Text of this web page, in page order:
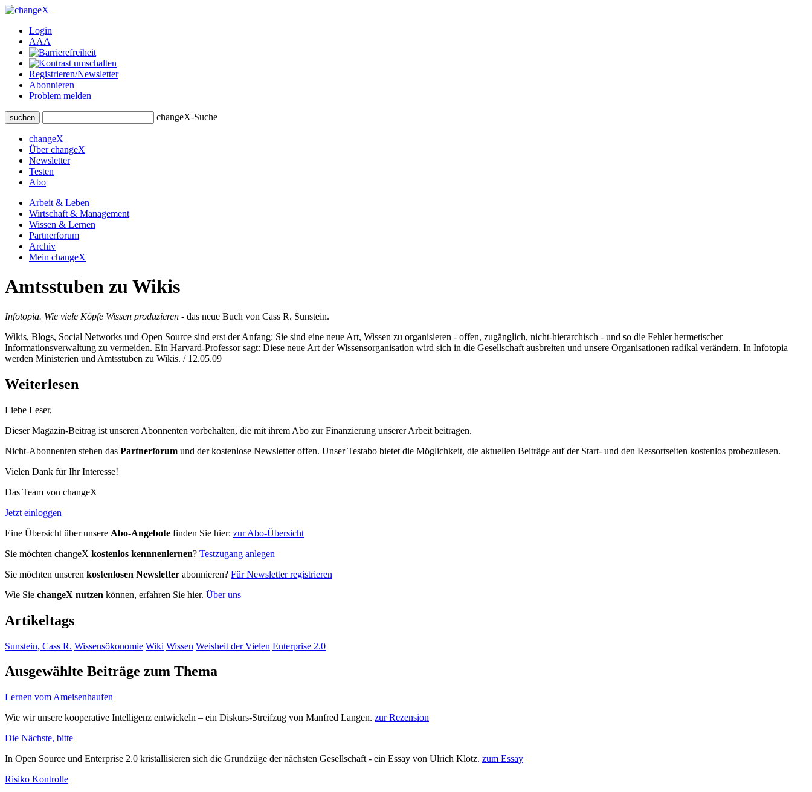
Login
AAA
Registrieren/Newsletter
Abonnieren
Problem melden
suchen changeX-Suche
changeX
Über changeX
Newsletter
Testen
Abo
Arbeit & Leben
Wirtschaft & Management
Wissen & Lernen
Partnerforum
Archiv
Mein changeX
Amtsstuben zu Wikis
Infotopia. Wie viele Köpfe Wissen produzieren - das neue Buch von Cass R. Sunstein.
Wikis, Blogs, Social Networks und Open Source sind erst der Anfang: Sie sind eine neue Art, Wissen zu organisieren - offen, zugänglich, nicht-hierarchisch - und so die Fehler hermetischer
Informationsverwaltung zu vermeiden. Ein Harvard-Professor sagt: Diese neue Art der Wissensorganisation wird sich in die Gesellschaft ausbreiten und unsere Organisationen radikal verändern. In Infotopia
werden Ministerien und Amtsstuben zu Wikis. / 12.05.09
Weiterlesen
Liebe Leser,
Dieser Magazin-Beitrag ist unseren Abonnenten vorbehalten, die mit ihrem Abo zur Finanzierung unserer Arbeit beitragen.
Nicht-Abonnenten stehen das Partnerforum und der kostenlose Newsletter offen. Unser Testabo bietet die Möglichkeit, die aktuellen Beiträge auf der Start- und den Ressortseiten kostenlos probezulesen.
Vielen Dank für Ihr Interesse!
Das Team von changeX
Jetzt einloggen
Eine Übersicht über unsere Abo-Angebote finden Sie hier: zur Abo-Übersicht
Sie möchten changeX kostenlos kennnenlernen? Testzugang anlegen
Sie möchten unseren kostenlosen Newsletter abonnieren? Für Newsletter registrieren
Wie Sie changeX nutzen können, erfahren Sie hier. Über uns
Artikeltags
Sunstein, Cass R. Wissensökonomie Wiki Wissen Weisheit der Vielen Enterprise 2.0
Ausgewählte Beiträge zum Thema
Lernen vom Ameisenhaufen
Wie wir unsere kooperative Intelligenz entwickeln – ein Diskurs-Streifzug von Manfred Langen. zur Rezension
Die Nächste, bitte
In Open Source und Enterprise 2.0 kristallisieren sich die Grundzüge der nächsten Gesellschaft - ein Essay von Ulrich Klotz. zum Essay
Risiko Kontrolle